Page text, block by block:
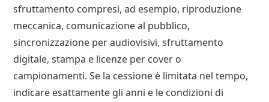
sfruttamento compresi, ad esempio, riproduzione
meccanica, comunicazione al pubblico,
sincronizzazione per audiovisivi, sfruttamento
digitale, stampa e licenze per cover o
campionamenti. Se la cessione è limitata nel tempo,
indicare esattamente gli anni e le condizioni di